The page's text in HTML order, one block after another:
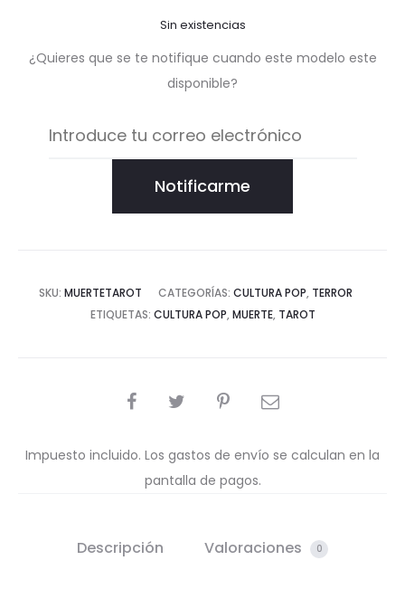
Sin existencias
¿Quieres que se te notifique cuando este modelo este
disponible?
Notificarme
SKU: MUERTETAROT CATEGORÍAS: CULTURA POP, TERROR
ETIQUETAS: CULTURA POP, MUERTE, TAROT
COMPARTIR
Impuesto incluido. Los gastos de envío se calculan en la
pantalla de pagos.
Descripción Valoraciones 0